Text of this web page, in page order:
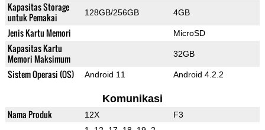
Kapasitas Storage
untuk Pemakai
128GB/256GB 4GB
Jenis Kartu Memori MicroSD
Kapasitas Kartu
Memori Maksimum
32GB
Sistem Operasi (OS) Android 11 Android 4.2.2
Komunikasi
Nama Produk 12X
F3